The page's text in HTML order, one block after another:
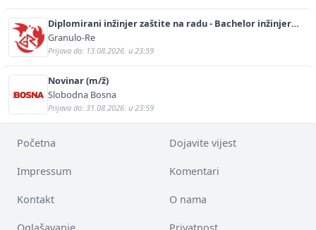
Diplomirani inžinjer zaštite na radu - Bachelor inžinjer
sigurnosti i pomoći (m/ž)
Granulo-Re
Prijava do: 13.08.2026. u 23:59
Novinar (m/ž)
Slobodna Bosna
Prijava do: 31.08.2026. u 23:59
Početna Dojavite vijest
Impressum Komentari
Kontakt O nama